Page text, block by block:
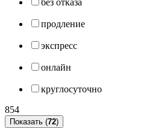
продление
экспресс
онлайн
круглосуточно
854
Показать (72)